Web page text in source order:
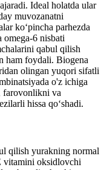
Ideal holatda ular
muvozanatni
koʻpincha parhezda
omega-6 nisbati
qabul qilish
ham foydali. Biogena
olingan yuqori sifatli
o'z ichiga
farovonlikni va
hissa qoʻshadi.
qilish yurakning normal
vitamini oksidlovchi